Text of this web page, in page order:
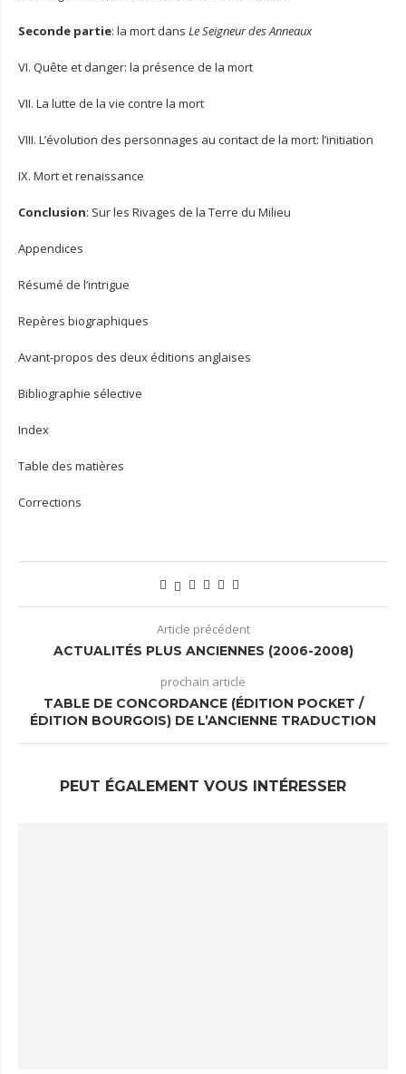
Seconde partie: la mort dans Le Seigneur des Anneaux
VI. Quête et danger: la présence de la mort
VII. La lutte de la vie contre la mort
VIII. L’évolution des personnages au contact de la mort: l’initiation
IX. Mort et renaissance
Conclusion: Sur les Rivages de la Terre du Milieu
Appendices
Résumé de l’intrigue
Repères biographiques
Avant-propos des deux éditions anglaises
Bibliographie sélective
Index
Table des matières
Corrections
Article précédent
ACTUALITÉS PLUS ANCIENNES (2006-2008)
prochain article
TABLE DE CONCORDANCE (ÉDITION POCKET /
ÉDITION BOURGOIS) DE L’ANCIENNE TRADUCTION
PEUT ÉGALEMENT VOUS INTÉRESSER